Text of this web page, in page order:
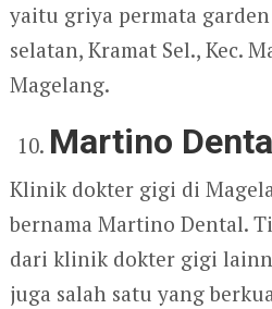
yaitu griya permata
selatan, Kramat Sel., Kec.
Magelang.
Martino
Klinik dokter gigi di
bernama Martino Dental.
dari klinik dokter gigi
juga salah satu yang